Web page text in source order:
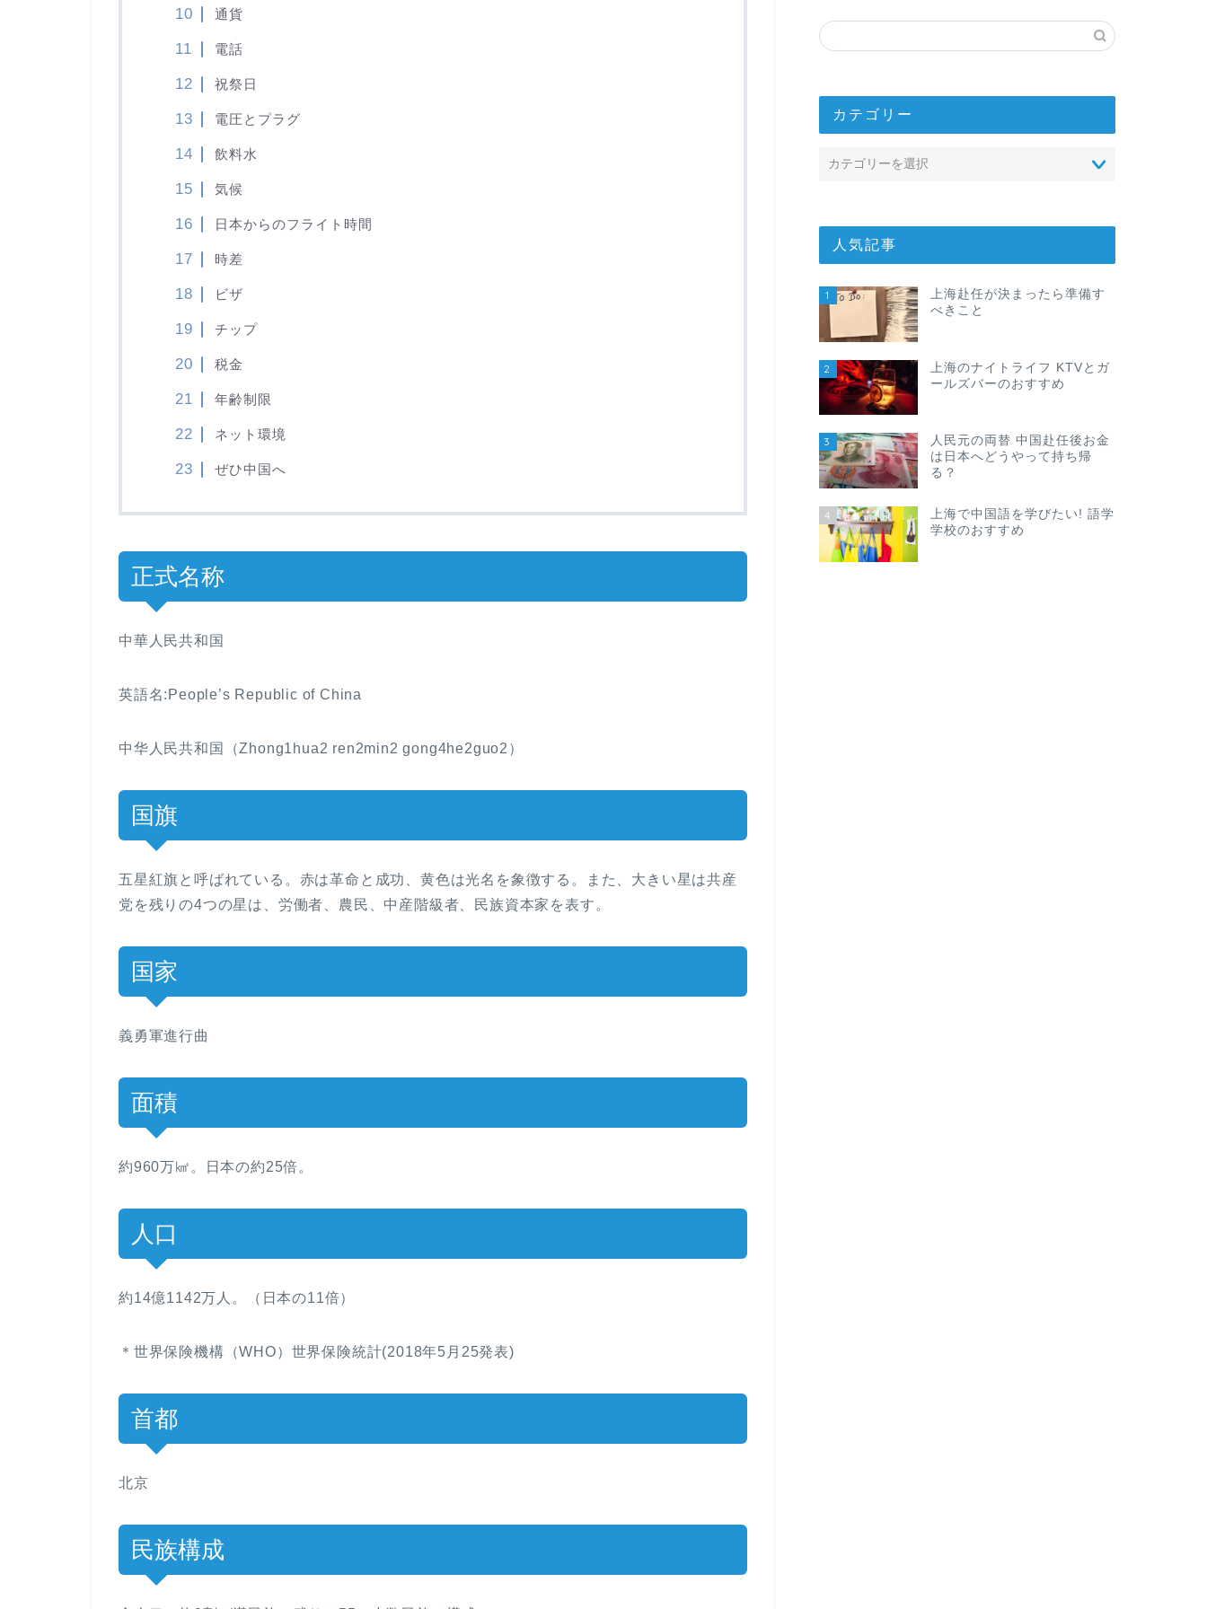
通貨
電話
祝祭日
電圧とプラグ
飲料水
気候
日本からのフライト時間
時差
ビザ
チップ
税金
年齢制限
ネット環境
ぜひ中国へ
正式名称
中華人民共和国
英語名:People’s Republic of China
中华人民共和国（Zhong1hua2 ren2min2 gong4he2guo2）
国旗
五星紅旗と呼ばれている。赤は革命と成功、黄色は光名を象徴する。また、大きい星は共産
党を残りの4つの星は、労働者、農民、中産階級者、民族資本家を表す。
国家
義勇軍進行曲
面積
約960万㎢。日本の約25倍。
人口
約14億1142万人。（日本の11倍）
＊世界保険機構（WHO）世界保険統計(2018年5月25発表)
首都
北京
民族構成
カテゴリー
人気記事
1
上海赴任が決まったら準備す
べきこと
2
上海のナイトライフ KTVとガ
ールズバーのおすすめ
3
人民元の両替 中国赴任後お金
は日本へどうやって持ち帰
る？
4
上海で中国語を学びたい! 語学
学校のおすすめ